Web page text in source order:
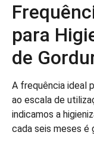
para
de
A frequência ideal
ao escala de
indicamos a
cada seis meses é